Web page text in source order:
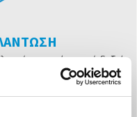
του αέρα από δεξιά